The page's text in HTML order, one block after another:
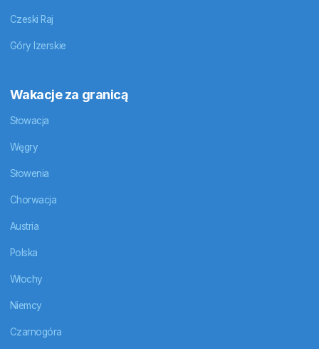
Czeski Raj
Góry Izerskie
Wakacje za granicą
Słowacja
Węgry
Słowenia
Chorwacja
Austria
Polska
Włochy
Niemcy
Czarnogóra